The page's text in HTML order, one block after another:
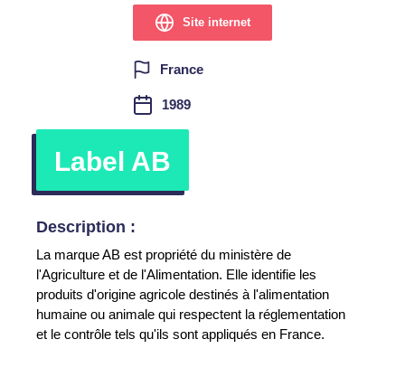
Site internet
France
1989
Label AB
Description :
La marque AB est propriété du ministère de
l'Agriculture et de l'Alimentation. Elle identifie les
produits d'origine agricole destinés à l'alimentation
humaine ou animale qui respectent la réglementation
et le contrôle tels qu'ils sont appliqués en France.